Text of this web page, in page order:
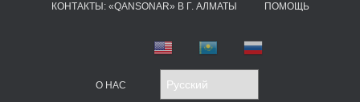
КОНТАКТЫ: «QANSONAR» В Г. АЛМАТЫ ПОМОЩЬ
О НАС